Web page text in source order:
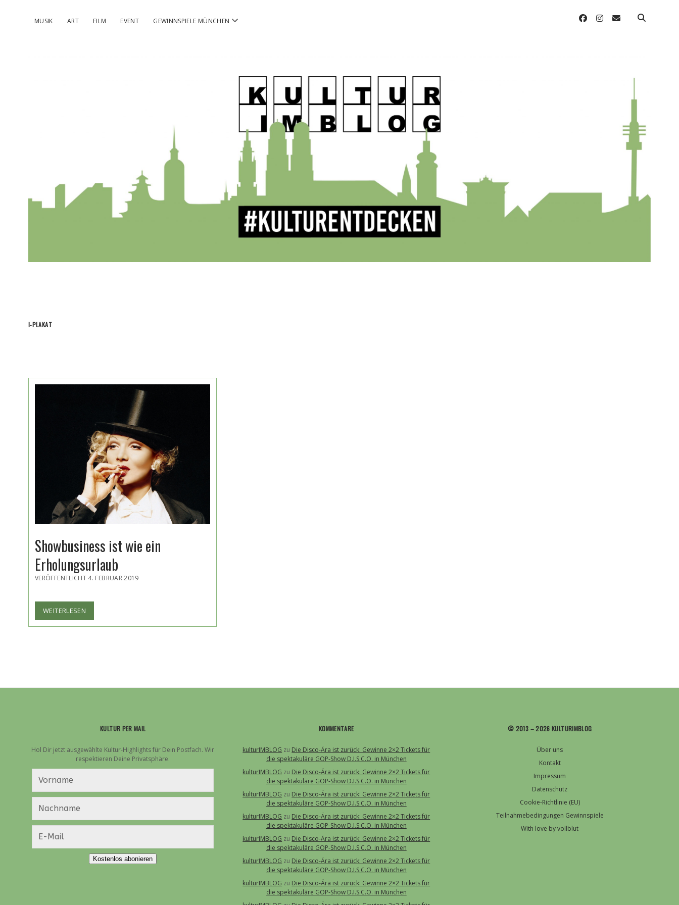
MUSIK ART FILM EVENT GEWINNSPIELE MÜNCHEN Menü
facebookinstagram
email
kulturIMBLOG
I-PLAKAT
Showbusiness ist wie ein
Erholungsurlaub
VERÖFFENTLICHT 4. FEBRUAR 2019
WEITERLESEN
IST
WIE
KULTUR PER MAIL
Hol Dir jetzt ausgewählte Kultur-Highlights für Dein Postfach. Wir
respektieren Deine Privatsphäre.
Kostenlos abonieren
KOMMENTARE
kulturIMBLOG zu Die Disco-Ära ist zurück: Gewinne 2×2 Tickets für
die spektakuläre GOP-Show D.I.S.C.O. in München
kulturIMBLOG zu Die Disco-Ära ist zurück: Gewinne 2×2 Tickets für
die spektakuläre GOP-Show D.I.S.C.O. in München
kulturIMBLOG zu Die Disco-Ära ist zurück: Gewinne 2×2 Tickets für
die spektakuläre GOP-Show D.I.S.C.O. in München
kulturIMBLOG zu Die Disco-Ära ist zurück: Gewinne 2×2 Tickets für
die spektakuläre GOP-Show D.I.S.C.O. in München
kulturIMBLOG zu Die Disco-Ära ist zurück: Gewinne 2×2 Tickets für
die spektakuläre GOP-Show D.I.S.C.O. in München
kulturIMBLOG zu Die Disco-Ära ist zurück: Gewinne 2×2 Tickets für
die spektakuläre GOP-Show D.I.S.C.O. in München
kulturIMBLOG zu Die Disco-Ära ist zurück: Gewinne 2×2 Tickets für
die spektakuläre GOP-Show D.I.S.C.O. in München
© 2013 – 2026 KULTURIMBLOG
Über uns
Kontakt
Impressum
Datenschutz
Cookie-Richtlinie (EU)
Teilnahmebedingungen Gewinnspiele
With love by vollblut